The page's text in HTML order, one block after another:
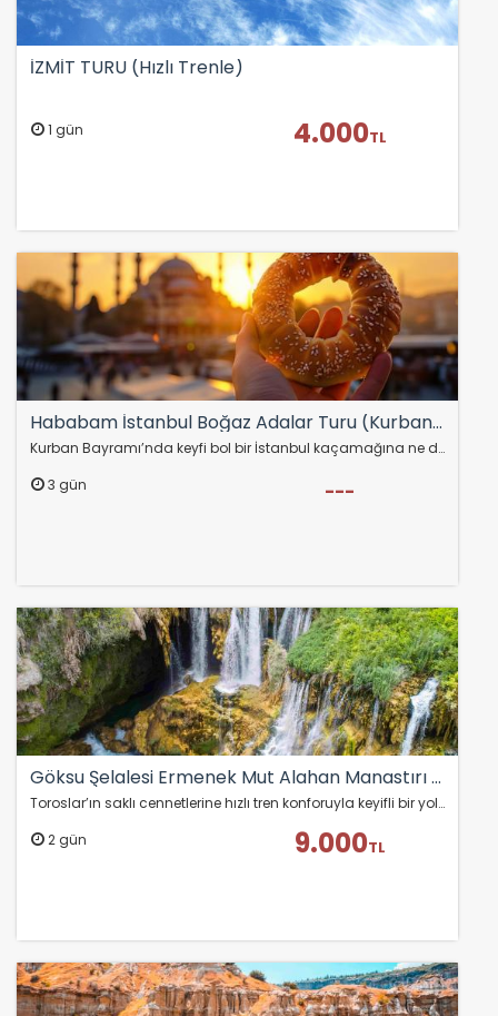
İZMİT TURU (Hızlı Trenle)
1 gün 4.000TL
Hababam İstanbul Boğaz Adalar Turu (Kurban Bayramı Özel) (Hızlı Trenle)
Kurban Bayramı’nda keyfi bol bir İstanbul kaçamağına ne dersiniz?
3 gün
---
Göksu Şelalesi Ermenek Mut Alahan Manastırı Turu (Hızlı Trenle) !Şeffaf Fiyatlı &Komisyonsuz!
Toroslar’ın saklı cennetlerine hızlı tren konforuyla keyifli bir yolculuk… Göksu Şelalesi’nin serinliği, Ermenek ve Mut’un doğal ve tarihi dokusu, UNESCO adayı…
2 gün
9.000TL